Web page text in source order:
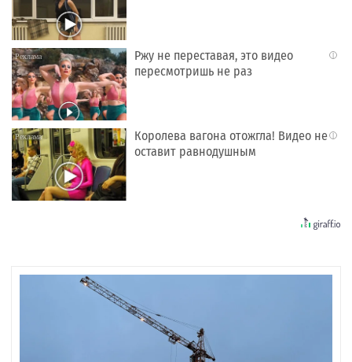
i
Ржу не переставая, это видео
пересмотришь не раз
i
Королева вагона отожгла! Видео не
оставит равнодушным